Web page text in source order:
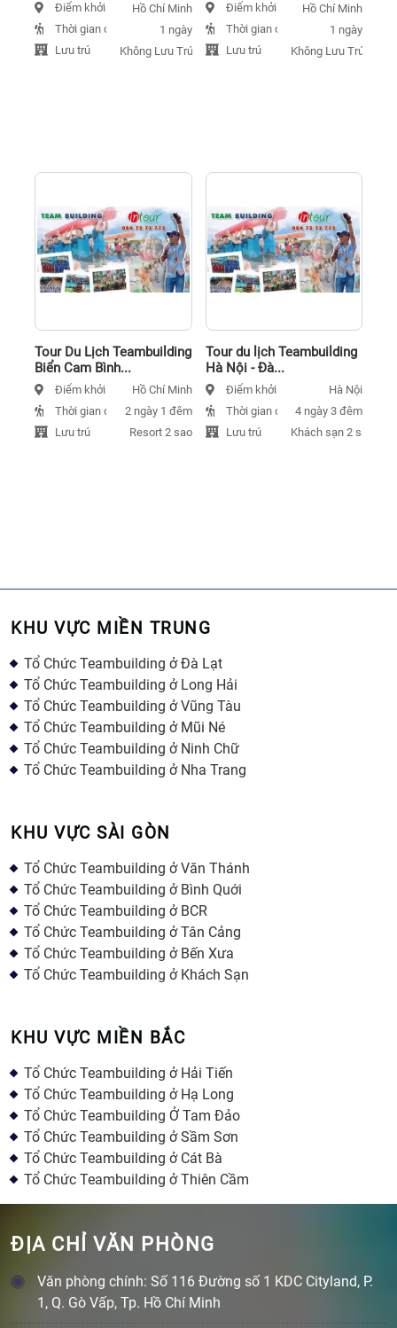
Điểm khởi hành Hồ Chí Minh
Thời gian đi
1 ngày
Lưu trú
Không Lưu Trú
Điểm khởi hànhHồ Chí Minh
Thời gian đi
1 ngày
Lưu trú
Không Lưu Trú
Tour Du Lịch Teambuilding
Biển Cam Bình...
Điểm khởi hành Hồ Chí Minh
Thời gian đi
2 ngày 1 đêm
Lưu trú
Resort 2 sao
Tour du lịch Teambuilding
Hà Nội - Đà...
Điểm khởi hành
Hà Nội
Thời gian đi
4 ngày 3 đêm
Lưu trú
Khách sạn 2 sao
KHU VỰC MIỀN TRUNG
Tổ Chức Teambuilding ở Đà Lạt
Tổ Chức Teambuilding ở Long Hải
Tổ Chức Teambuilding ở Vũng Tàu
Tổ Chức Teambuilding ở Mũi Né
Tổ Chức Teambuilding ở Ninh Chữ
Tổ Chức Teambuilding ở Nha Trang
KHU VỰC SÀI GÒN
Tổ Chức Teambuilding ở Văn Thánh
Tổ Chức Teambuilding ở Bình Quới
Tổ Chức Teambuilding ở BCR
Tổ Chức Teambuilding ở Tân Cảng
Tổ Chức Teambuilding ở Bến Xưa
Tổ Chức Teambuilding ở Khách Sạn
KHU VỰC MIỀN BẮC
Tổ Chức Teambuilding ở Hải Tiến
Tổ Chức Teambuilding ở Hạ Long
Tổ Chức Teambuilding Ở Tam Đảo
Tổ Chức Teambuilding ở Sầm Sơn
Tổ Chức Teambuilding ở Cát Bà
Tổ Chức Teambuilding ở Thiên Cầm
ĐỊA CHỈ VĂN PHÒNG
Văn phòng chính: Số 116 Đường số 1 KDC Cityland, P.
1, Q. Gò Vấp, Tp. Hồ Chí Minh